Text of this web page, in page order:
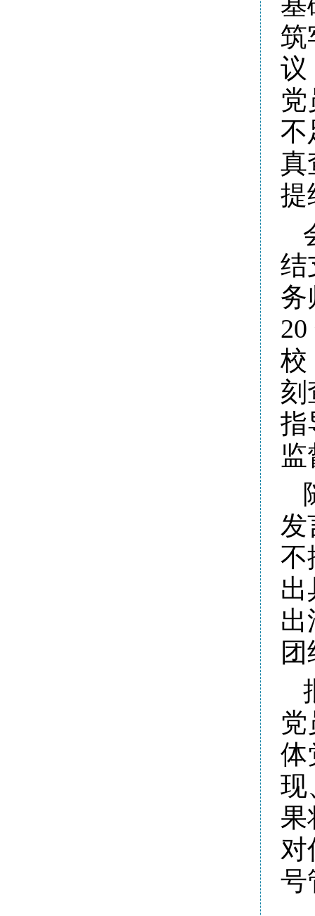
筑
议
党
不
真
提
结
务
校
刻
指
发
不
出
党
体
现
果
对
号